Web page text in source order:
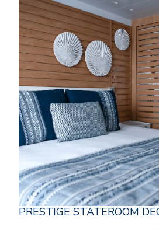
PRESTIGE STATEROOM